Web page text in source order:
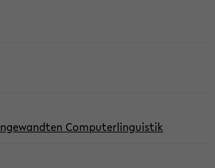
Computerlinguistik